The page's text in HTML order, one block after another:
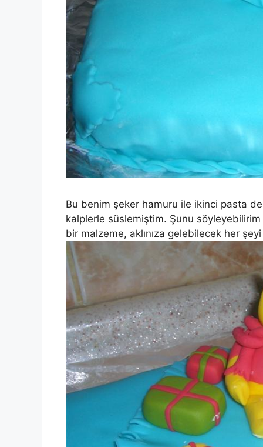
Bu benim şeker hamuru ile ikinci pasta
kalplerle süslemiştim. Şunu
bir malzeme, aklınıza gelebilecek her